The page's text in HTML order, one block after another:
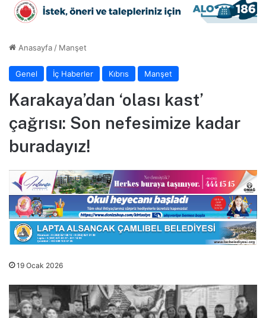
Anasayfa / Manşet
Genel İç Haberler Kıbrıs Manşet
Karakaya’dan ‘olası kast’
çağrısı: Son nefesimize kadar
buradayız!
19 Ocak 2026